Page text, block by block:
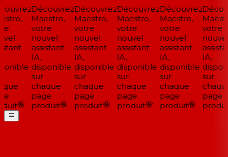
Découvrez
Maestro,
votre
nouvel
assistant
IA,
disponible
sur
chaque
page
produit
Découvrez
Maestro,
votre
nouvel
assistant
IA,
disponible
sur
chaque
page
produit
Découvrez
Maestro,
votre
nouvel
assistant
IA,
disponible
sur
chaque
page
produit
Découvrez
Maestro,
votre
nouvel
assistant
IA,
disponible
sur
chaque
page
produit
votre
nouvel
IA,
sur
chaque
page
produit